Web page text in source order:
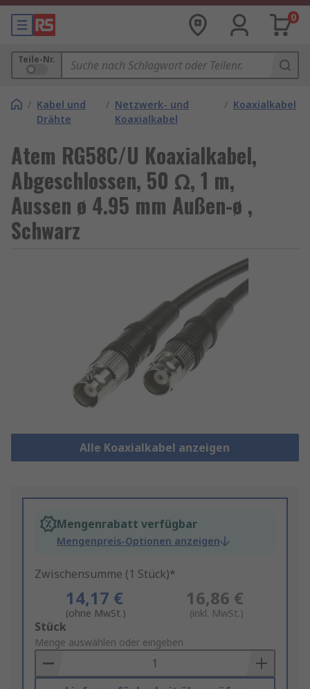
0
Teile-Nr.
/ Kabel und
Drähte
/ Netzwerk- und
Koaxialkabel
/ Koaxialkabel
Atem RG58C/U Koaxialkabel,
Abgeschlossen, 50 Ω, 1 m,
Aussen ø 4.95 mm Außen-ø ,
Schwarz
Alle Koaxialkabel anzeigen
Mengenrabatt verfügbar
Mengenpreis-Optionen anzeigen
Zwischensumme (1 Stück)*
14,17 €
(ohne MwSt.)
16,86 €
(inkl. MwSt.)
Add
to
Basket
Stück
Menge auswählen oder eingeben